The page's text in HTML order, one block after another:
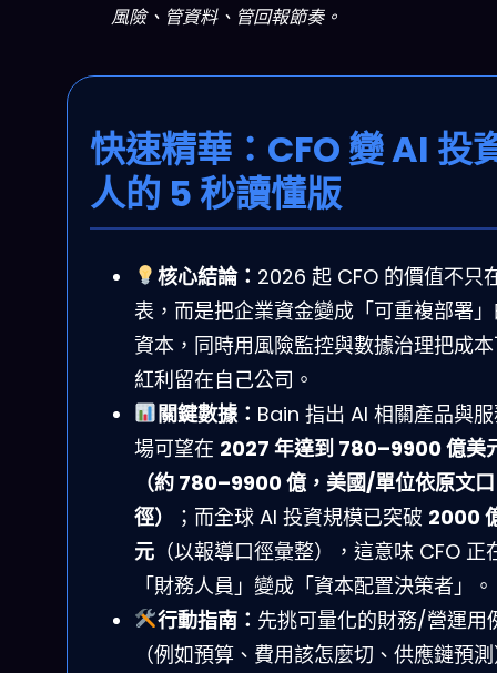
風險、管資料、管回報節奏。
快速精華：CFO 變 AI 投
人的 5 秒讀懂版
核心結論： 2026 起 CFO 的價值不只
表，而是把企業資金變成「可重複部署
資本，同時用風險監控與數據治理把成
紅利留在自己公司。
關鍵數據： Bain 指出 AI 相關產品與
場可望在 2027 年達到 780–9900 億美
（約 780–9900 億，美國/單位依原文口
徑）
；而全球 AI 投資規模已突破 2000
元 （以報導口徑彙整），這意味 CFO 正
「財務人員」變成「資本配置決策者」。
行動指南： 先挑可量化的財務/營運用
（例如預算、費用該怎麼切、供應鏈預